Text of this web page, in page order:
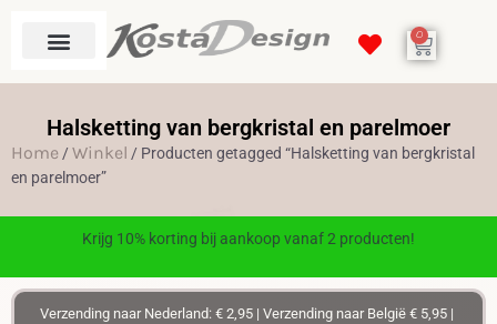
0
Halsketting van bergkristal en parelmoer
Home /Winkel / Producten getagged “Halsketting van bergkristal
en parelmoer”
Krijg 10% korting bij aankoop vanaf 2 producten!
Verzending naar Nederland: € 2,95 | Verzending naar België € 5,95 |